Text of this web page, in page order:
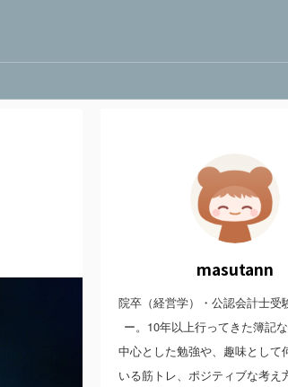
masutann
院卒（経営学）・公認会計士受
ー。10年以上行ってきた簿記
中心とした勉強や、趣味として
いる筋トレ、ポジティブな考え